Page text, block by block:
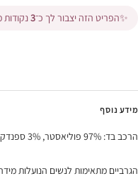
✨הפריט הזה יצבור לך כ־3נקודות
מידע נוסף
הרכב בד: 97% פוליאסטר, 3% ספנדקס.
הגרביים מתאימות לנשים הנועלות